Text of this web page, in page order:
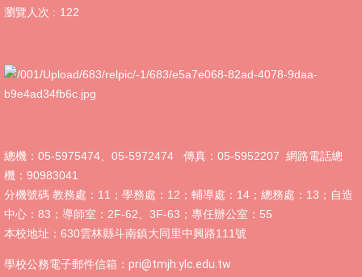
程
術
班
成
果
展
東
明
自
瀏覽人次
122
總機：05-5975474、05-5972474 傳真：05-5952207 網路電話總
機：90983041
分機號碼 教務處：11；學務處：12；輔導處：14；總務處：13；自造
中心：83；導師室：2F-62、3F-63；專任辦公室：55
本校地址：630雲林縣斗南鎮大同里中興路111號
學校公務電子郵件信箱： pri@tmjh.ylc.edu.tw